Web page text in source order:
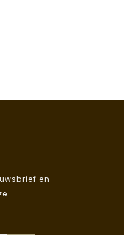
en